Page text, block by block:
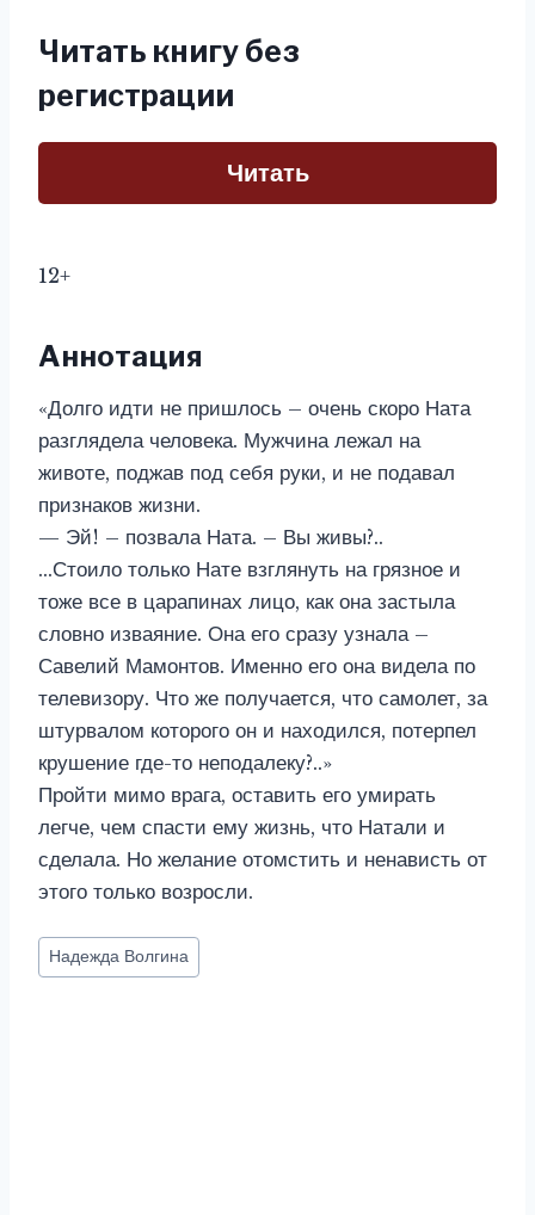
Читать книгу без
регистрации
Читать
12+
Аннотация
«Долго идти не пришлось – очень скоро Ната
разглядела человека. Мужчина лежал на
животе, поджав под себя руки, и не подавал
признаков жизни.
— Эй! – позвала Ната. – Вы живы?..
…Стоило только Нате взглянуть на грязное и
тоже все в царапинах лицо, как она застыла
словно изваяние. Она его сразу узнала –
Савелий Мамонтов. Именно его она видела по
телевизору. Что же получается, что самолет, за
штурвалом которого он и находился, потерпел
крушение где-то неподалеку?..»
Пройти мимо врага, оставить его умирать
легче, чем спасти ему жизнь, что Натали и
сделала. Но желание отомстить и ненависть от
этого только возросли.
Метки
записи:
Надежда Волгина